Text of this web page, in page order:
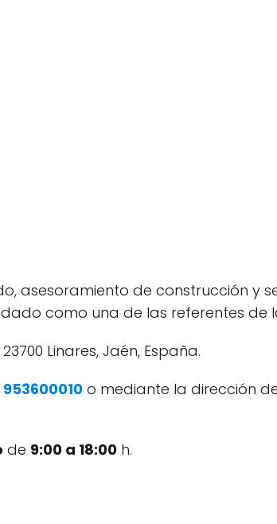
asesoramiento de construcción y
como una de las referentes de
Linares, Jaén, España.
953600010 o mediante la dirección
de 9:00 a 18:00 h.